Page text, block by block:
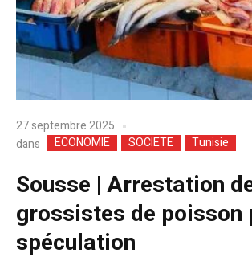
27 septembre 2025
dans
ECONOMIE SOCIETE Tunisie
Sousse | Arrestation
grossistes de poisson
spéculation